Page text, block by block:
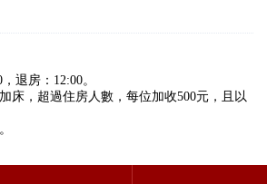
退房：12:00。
床，超過住房人數，每位加收500元，且以